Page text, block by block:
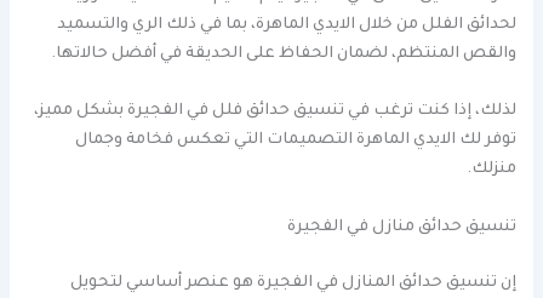
لحدائق الفلل من خلال الايدي الماهرة، بما في ذلك الري والتسميد
والقص المنتظم، لضمان الحفاظ على الحديقة في أفضل حالاتها.
لذلك، إذا كنت ترغب في تنسيق حدائق فلل في الفجيرة بشكل مميز،
توفر لك الايدي الماهرة التصميمات التي تعكس فخامة وجمال
منزلك.
تنسيق حدائق منازل في الفجيرة
إن تنسيق حدائق المنازل في الفجيرة هو عنصر أساسي لتحويل